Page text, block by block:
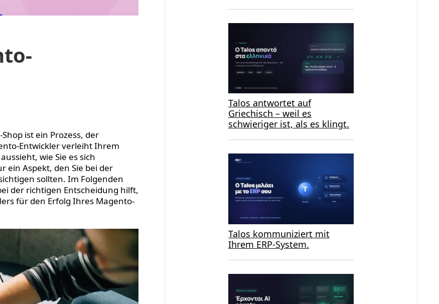
ist ein Prozess, der
Entwickler verleiht Ihrem
wie Sie es sich
ein Aspekt, den Sie bei der
sollten. Im Folgenden
der richtigen Entscheidung hilft,
für den Erfolg Ihres Magento-
Talos antwortet auf
Griechisch – weil es
schwieriger ist, als es klingt.
Talos kommuniziert mit
Ihrem ERP-System.